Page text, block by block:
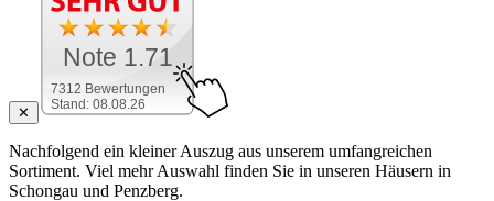
✕
7312 Bewertungen
Stand: 08.08.26
Note 1.71
Nachfolgend ein kleiner Auszug aus unserem umfangreichen
Sortiment. Viel mehr Auswahl finden Sie in unseren Häusern in
Schongau und Penzberg.